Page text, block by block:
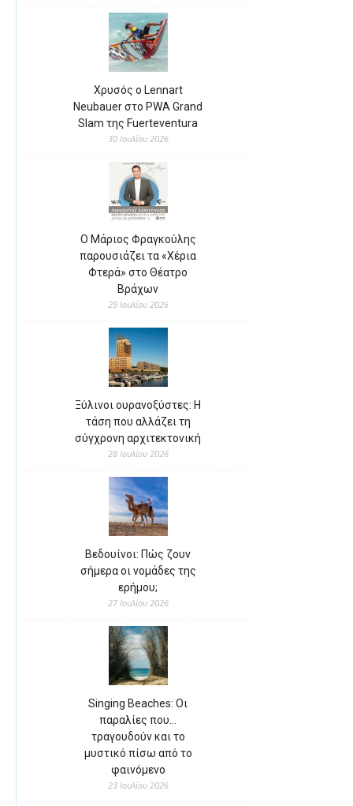
Χρυσός ο Lennart
Neubauer στο PWA Grand
Slam της Fuerteventura
30 Ιουλίου 2026
Ο Μάριος Φραγκούλης
παρουσιάζει τα «Χέρια
Φτερά» στο Θέατρο
Βράχων
29 Ιουλίου 2026
Ξύλινοι ουρανοξύστες: Η
τάση που αλλάζει τη
σύγχρονη αρχιτεκτονική
28 Ιουλίου 2026
Βεδουίνοι: Πώς ζουν
σήμερα οι νομάδες της
ερήμου;
27 Ιουλίου 2026
Singing Beaches: Οι
παραλίες που…
τραγουδούν και το
μυστικό πίσω από το
φαινόμενο
23 Ιουλίου 2026